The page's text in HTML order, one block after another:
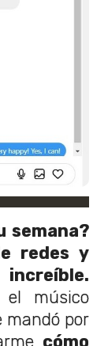
semana?
redes y
el músico
mandó por
cómo